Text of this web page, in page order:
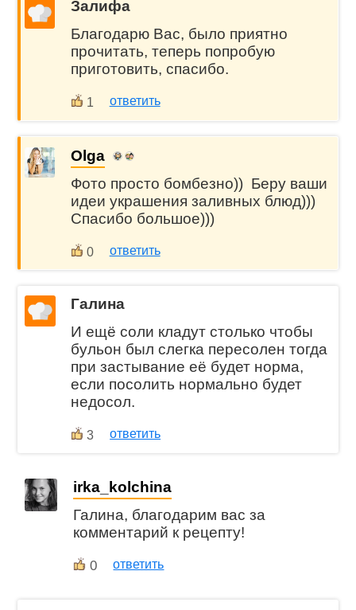
Залифа
Благодарю Вас, было приятно
прочитать, теперь попробую
приготовить, спасибо.
1 ответить
Olga
Фото просто бомбезно)) Беру ваши
идеи украшения заливных блюд)))
Спасибо большое)))
0 ответить
Галина
И ещё соли кладут столько чтобы
бульон был слегка пересолен тогда
при застывание её будет норма,
если посолить нормально будет
недосол.
3 ответить
irka_kolchina
Галина, благодарим вас за
комментарий к рецепту!
0 ответить